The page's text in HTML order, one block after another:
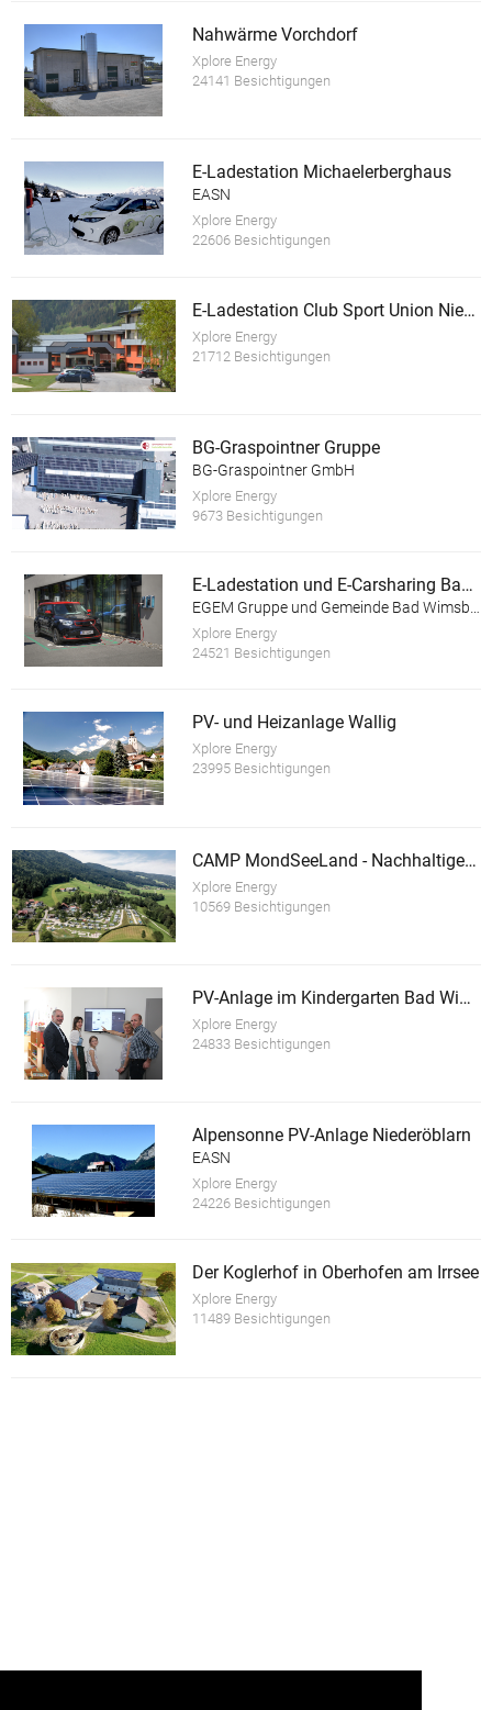
Nahwärme Vorchdorf
Xplore Energy
24141 Besichtigungen
E-Ladestation Michaelerberghaus
EASN
Xplore Energy
22606 Besichtigungen
E-Ladestation Club Sport Union Niederöblarn
Xplore Energy
21712 Besichtigungen
BG-Graspointner Gruppe
BG-Graspointner GmbH
Xplore Energy
9673 Besichtigungen
E-Ladestation und E-Carsharing Bad Wimsbach-Neydharting
Xplore Energy
24521 Besichtigungen
PV- und Heizanlage Wallig
Xplore Energy
23995 Besichtigungen
CAMP MondSeeLand - Nachhaltiger Tourismusbetrieb
Xplore Energy
10569 Besichtigungen
PV-Anlage im Kindergarten Bad Wimsbach-Neydharting
Xplore Energy
24833 Besichtigungen
Alpensonne PV-Anlage Niederöblarn
EASN
Xplore Energy
24226 Besichtigungen
Der Koglerhof in Oberhofen am Irrsee
Xplore Energy
11489 Besichtigungen